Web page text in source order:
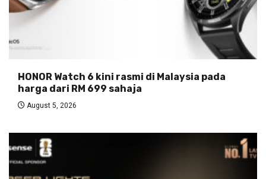
HONOR Watch 6 kini rasmi di Malaysia pada
harga dari RM 699 sahaja
August 5, 2026